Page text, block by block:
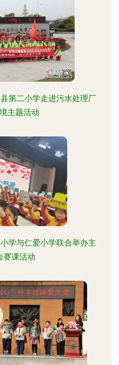
第二小学走进污水处理厂
主题活动
学与仁爱小学联合举办主
赛课活动